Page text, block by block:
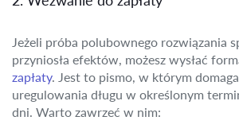
Jeżeli próba polubownego rozwiązania
przyniosła efektów, możesz wysłać
zapłaty. Jest to pismo, w którym
uregulowania długu w określonym
dni. Warto zawrzeć w nim: